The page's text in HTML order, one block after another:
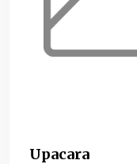
Upacara